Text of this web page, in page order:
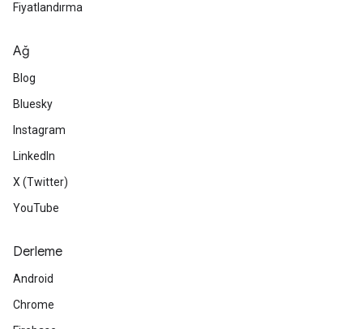
Fiyatlandırma
Ağ
Blog
Bluesky
Instagram
LinkedIn
X (Twitter)
YouTube
Derleme
Android
Chrome